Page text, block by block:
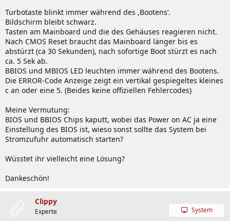
Wie ich dem Problem entgegne:
Man kann das Board wieder zum Leben erwecken, indem
man mit einer Litze das Netzteil manuell startet, während
der Hauptstecker auf dem Mainboard sitzt. Das System
läuft an, startet dann nochmal neu und danach geht es
auch schon wieder in Windows.
emissary42 schrieb:
Alternativ: Das Board stromlos machen, die Batterie
Wartezeit genügen).
emissary42 schrieb:
möchte:
Ist nur abfotografiert, sieht aber halbwegs original aus.
Turbotaste blinkt immer während des ,Bootens‘.
Bildschirm bleibt schwarz.
Tasten am Mainboard und die des Gehäuses reagieren nicht.
Nach CMOS Reset braucht das Mainboard länger bis es
abstürzt (ca 30 Sekunden), nach sofortige Boot stürzt es nach
ca. 5 Sek ab.
BBIOS und MBIOS LED leuchten immer während des Bootens.
Die ERROR-Code Anzeige zeigt ein vertikal gespiegeltes kleines
c an oder eine 5. (Beides keine offiziellen Fehlercodes)
Meine Vermutung:
BIOS und BBIOS Chips kaputt, wobei das Power on AC ja eine
Einstellung des BIOS ist, wieso sonst sollte das System bei
Stromzufuhr automatisch starten?
Wüsstet ihr vielleicht eine Lösung?
Dankeschön!
Clippy
Experte System